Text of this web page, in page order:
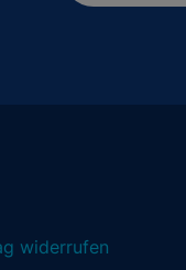
widerrufen